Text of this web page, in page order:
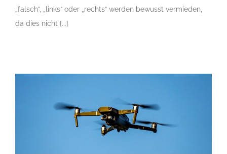
„falsch“, „links“ oder „rechts“ werden bewusst vermieden,
da dies nicht [...]